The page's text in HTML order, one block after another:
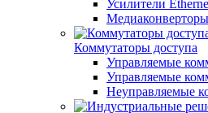
Усилители
Коммутаторы доступа
Управляемые
Управляемые
Неуправляемые